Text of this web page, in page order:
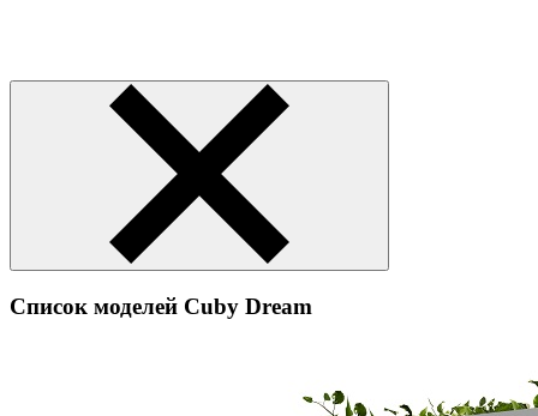
Список моделей Cuby Dream